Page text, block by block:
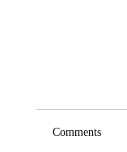
Comments